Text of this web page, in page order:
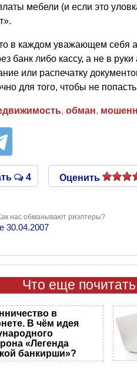
мебели (и если это
в каждом уважающем себя
банк либо кассу, а не в
или распечатку
для того, чтобы не
, обман,
4 Оценить
нас обманывают риэлтеры?
30.04.2007
Что еще
в
В чём идея
«Легенда
банкирши»?